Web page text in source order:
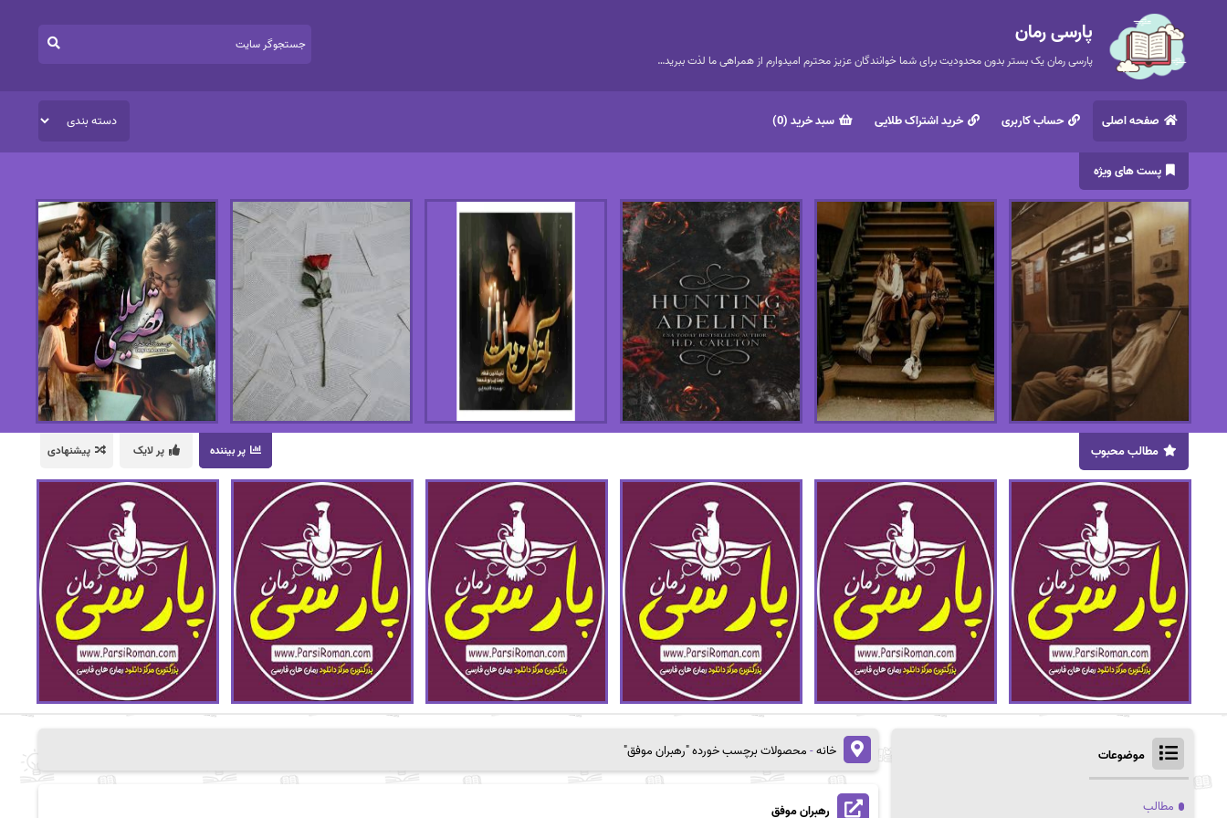
پارسی رمان
پارسی رمان یک بستر بدون محدودیت برای شما خوانندگان عزیز محترم امیدوارم از همراهی ما لذت ببرید…
صفحه اصلی حساب کاربری خرید اشتراک طلایی سبد خرید (0)
پست های ویژه
پر بیننده پر لایک پیشنهادی مطالب محبوب
خانه-محصولات برچسب خورده "رهبران موفق"
رهبران موفق
موضوعات
مطالب